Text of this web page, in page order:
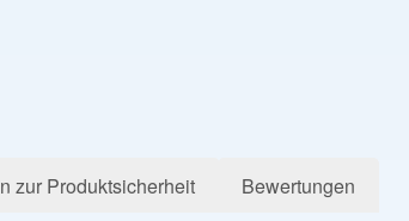
zur Produktsicherheit Bewertungen